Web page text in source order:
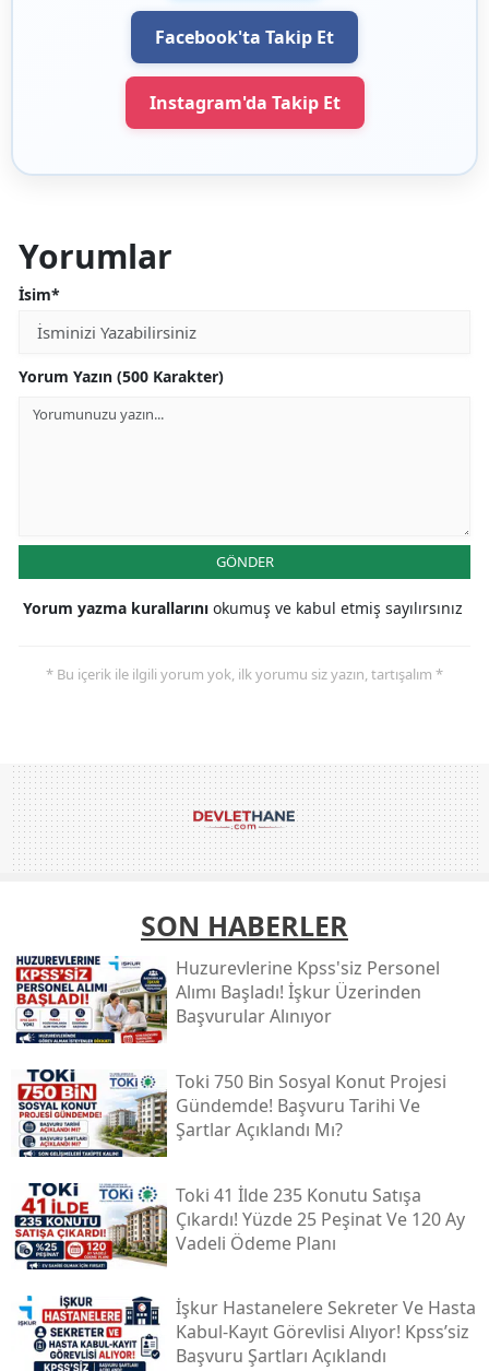
Facebook'ta Takip Et
Instagram'da Takip Et
Yorumlar
İsim*
Yorum Yazın (500 Karakter)
GÖNDER
Yorum yazma kurallarını okumuş ve kabul etmiş sayılırsınız
* Bu içerik ile ilgili yorum yok, ilk yorumu siz yazın, tartışalım *
SON HABERLER
Huzurevlerine Kpss'siz Personel
Alımı Başladı! İşkur Üzerinden
Başvurular Alınıyor
Toki̇ 750 Bin Sosyal Konut Projesi
Gündemde! Başvuru Tarihi Ve
Şartlar Açıklandı Mı?
Toki̇ 41 İlde 235 Konutu Satışa
Çıkardı! Yüzde 25 Peşinat Ve 120 Ay
Vadeli Ödeme Planı
İşkur Hastanelere Sekreter Ve Hasta
Kabul-Kayıt Görevlisi Alıyor! Kpss’siz
Başvuru Şartları Açıklandı